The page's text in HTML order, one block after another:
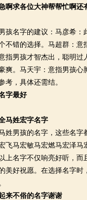
啊求各位大神帮帮忙啊还
名字的建议：马彦希：
不错的选择。马超群：意
指男孩才智杰出，聪明过
爽。马天宇：意指男孩心
考，具体还需结。
字最好
马姓宏字名字
男孩的名字，这些名字都
飞马宏敏马宏燃马宏泽马
上名字不仅响亮好听，而
美好祝愿。在选择名字时
来不俗的名字谢谢